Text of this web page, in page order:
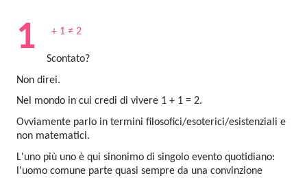
1 + 1 ≠ 2
Scontato?
Non direi.
Nel mondo in cui credi di vivere 1 + 1 = 2.
Ovviamente parlo in termini filosofici/esoterici/esistenziali e
non matematici.
L'uno più uno è qui sinonimo di singolo evento quotidiano:
l'uomo comune parte quasi sempre da una convinzione